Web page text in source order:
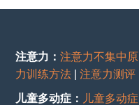
注意力：注意力不集中原
力训练方法 |注意力测评
儿童多动症： 儿童多动